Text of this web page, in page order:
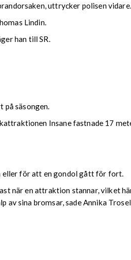
uttrycker polisen vidare.
Lindin.
han till SR.
på säsongen.
Insane fastnade 17
eller för att en gondol gått för fort.
när en attraktion stannar, vilket
sina bromsar, sade Annika